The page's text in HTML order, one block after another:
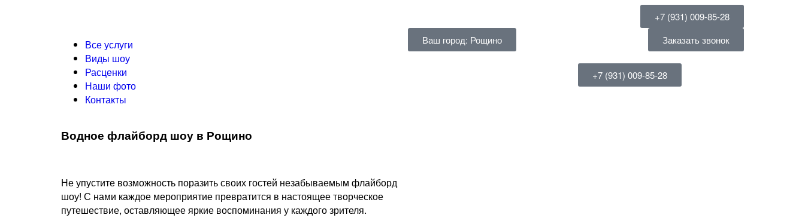
+7 (931) 009-85-28
Все услуги
Виды шоу
Расценки
Наши фото
Контакты
Ваш город: Рощино Заказать звонок
+7 (931) 009-85-28
Водное флайборд шоу в Рощино
Не упустите возможность поразить своих гостей незабываемым флайборд
шоу! С нами каждое мероприятие превратится в настоящее творческое
путешествие, оставляющее яркие воспоминания у каждого зрителя.